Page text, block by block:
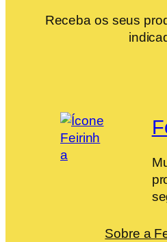
Receba os seus
Sobre a